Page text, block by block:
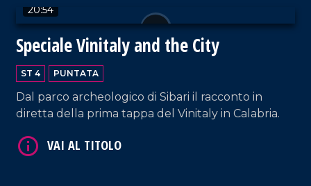
20:54
Speciale Vinitaly and the City
ST 4 PUNTATA
Dal parco archeologico di Sibari il racconto in
diretta della prima tappa del Vinitaly in Calabria.
VAI AL TITOLO